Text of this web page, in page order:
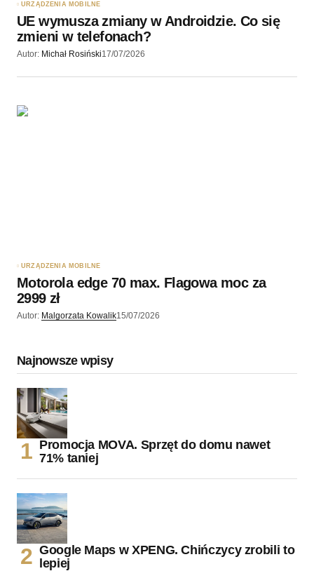
URZĄDZENIA MOBILNE
UE wymusza zmiany w Androidzie. Co się
zmieni w telefonach?
Autor: Michał Rosiński17/07/2026
URZĄDZENIA MOBILNE
Motorola edge 70 max. Flagowa moc za
2999 zł
Autor: Malgorzata Kowalik15/07/2026
Najnowsze wpisy
Promocja MOVA. Sprzęt do domu nawet
71% taniej
Google Maps w XPENG. Chińczycy zrobili to
lepiej